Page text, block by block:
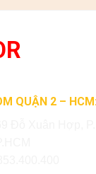
QUẬN 2 –